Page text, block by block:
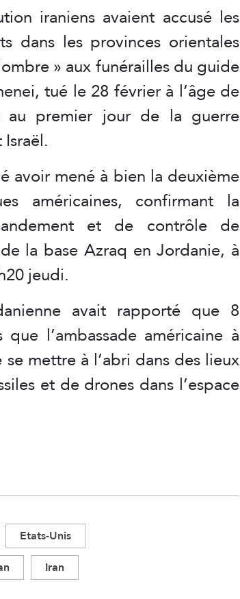
iraniens avaient accusé les
dans les provinces orientales
» aux funérailles du guide
tué le 28 février à l’âge de
au premier jour de la guerre
avoir mené à bien la deuxième
américaines, confirmant la
et de contrôle de
la base Azraq en Jordanie, à
jeudi.
avait rapporté que 8
l’ambassade américaine à
mettre à l’abri dans des lieux
et de drones dans l’espace
Etats-Unis
Iran